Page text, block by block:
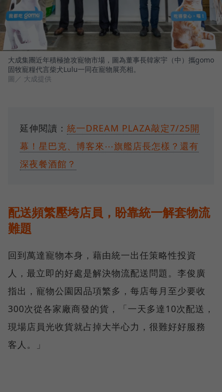
大成集團近年積極搶攻寵物市場，圖為董事長韓家宇（中）攜gomo
固牧寵糧代言柴犬Lulu一同在寵物展亮相。
圖／ 大成提供
延伸閱讀： 統一DREAM PLAZA敲定7/25開
幕！星巴克、博客來⋯旗艦店長怎樣？還有
深夜餐酒館？
配送頻繁壓垮店員，盼靠統一解套物流
難題
回到萬達寵物本身，藉由統一出任策略性投資
人，最立即的好處是解決物流配送問題。李俊廣
指出，寵物公園因品項繁多，每店每月至少要收
300次從各家廠商發的貨，「一天多達10次配送，
現場店員光收貨就占掉大半心力，很難好好服務
客人。」